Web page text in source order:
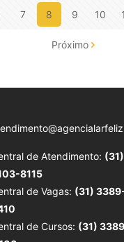
7 8 9 10
Próximo
de Atendimento: (31)
8115
de Vagas: (31)
de Cursos: (31)